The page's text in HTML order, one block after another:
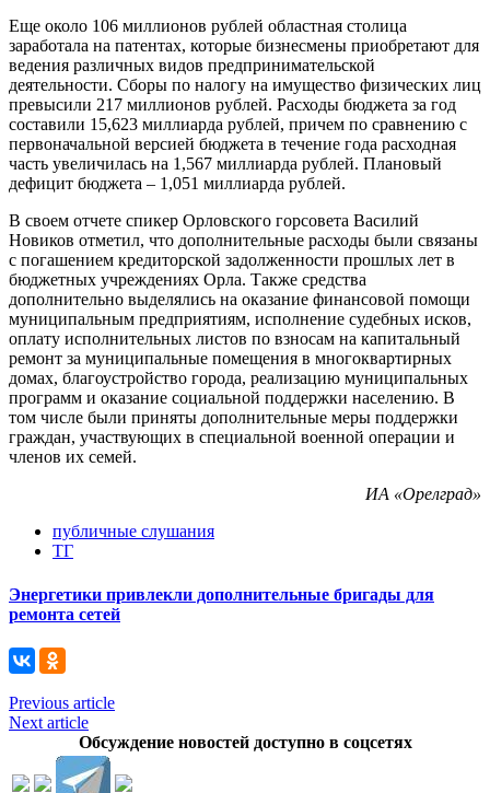
Еще около 106 миллионов рублей областная столица
заработала на патентах, которые бизнесмены приобретают для
ведения различных видов предпринимательской
деятельности. Сборы по налогу на имущество физических лиц
превысили 217 миллионов рублей. Расходы бюджета за год
составили 15,623 миллиарда рублей, причем по сравнению с
первоначальной версией бюджета в течение года расходная
часть увеличилась на 1,567 миллиарда рублей. Плановый
дефицит бюджета – 1,051 миллиарда рублей.
В своем отчете спикер Орловского горсовета Василий
Новиков отметил, что дополнительные расходы были связаны
с погашением кредиторской задолженности прошлых лет в
бюджетных учреждениях Орла. Также средства
дополнительно выделялись на оказание финансовой помощи
муниципальным предприятиям, исполнение судебных исков,
оплату исполнительных листов по взносам на капитальный
ремонт за муниципальные помещения в многоквартирных
домах, благоустройство города, реализацию муниципальных
программ и оказание социальной поддержки населению. В
том числе были приняты дополнительные меры поддержки
граждан, участвующих в специальной военной операции и
членов их семей.
ИА «Орелград»
публичные слушания
ТГ
Энергетики привлекли дополнительные бригады для
ремонта сетей
Previous article
Next article
Обсуждение новостей доступно в соцсетях